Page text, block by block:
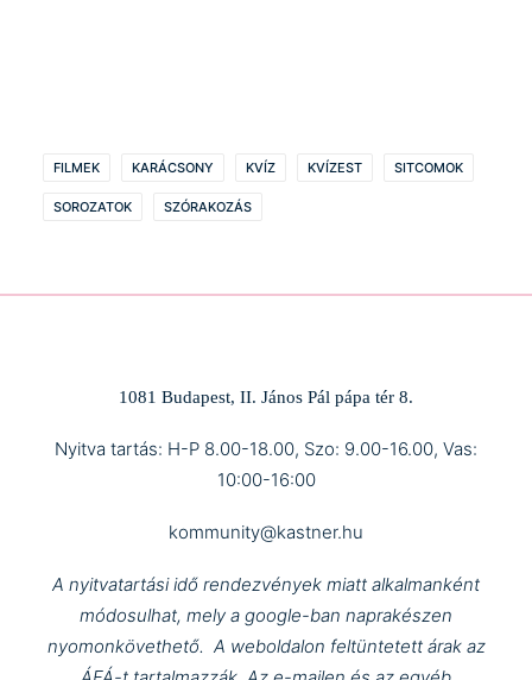
FILMEK KARÁCSONY KVÍZ KVÍZEST SITCOMOK
SOROZATOK SZÓRAKOZÁS
1081 Budapest, II. János Pál pápa tér 8.
Nyitva tartás: H-P 8.00-18.00, Szo: 9.00-16.00, Vas:
10:00-16:00
kommunity@kastner.hu
A nyitvatartási idő rendezvények miatt alkalmanként
módosulhat, mely a google-ban naprakészen
nyomonkövethető. A weboldalon feltüntetett árak az